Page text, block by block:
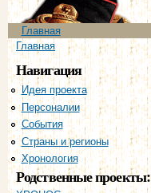
Главное меню
Главная
Вы здесь
Главная
Навигация
Идея проекта
Персоналии
События
Страны и регионы
Хронология
Родственные проекты: